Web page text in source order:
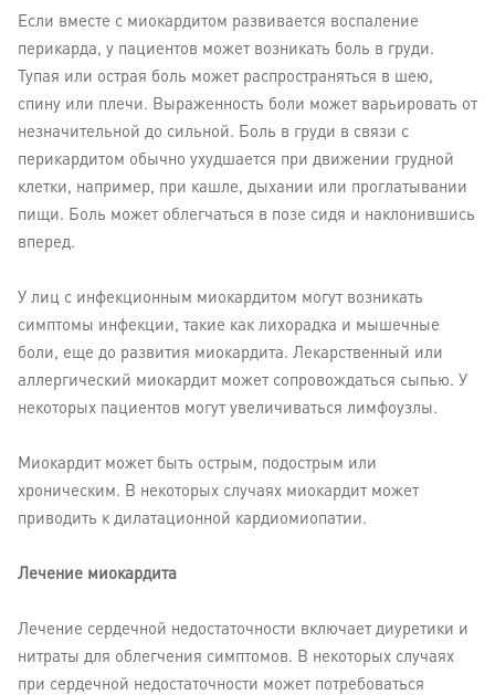
Если вместе с миокардитом развивается воспаление
перикарда, у пациентов может возникать боль в груди.
Тупая или острая боль может распространяться в шею,
спину или плечи. Выраженность боли может варьировать от
незначительной до сильной. Боль в груди в связи с
перикардитом обычно ухудшается при движении грудной
клетки, например, при кашле, дыхании или проглатывании
пищи. Боль может облегчаться в позе сидя и наклонившись
вперед.
У лиц с инфекционным миокардитом могут возникать
симптомы инфекции, такие как лихорадка и мышечные
боли, еще до развития миокардита. Лекарственный или
аллергический миокардит может сопровождаться сыпью. У
некоторых пациентов могут увеличиваться лимфоузлы.
Миокардит может быть острым, подострым или
хроническим. В некоторых случаях миокардит может
приводить к дилатационной кардиомиопатии.
Лечение миокардита
Лечение сердечной недостаточности включает диуретики и
нитраты для облегчения симптомов. В некоторых случаях
при сердечной недостаточности может потребоваться